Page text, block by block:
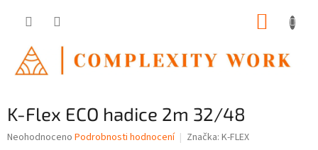
K-Flex ECO hadice 2m 32/48
Průměrné
Neohodnoceno Podrobnosti hodnocení Značka: K-FLEX